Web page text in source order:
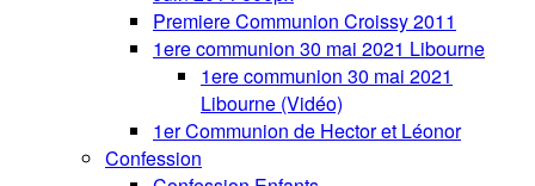
Premiere Communion Croissy 2011
1ere communion 30 mai 2021 Libourne
1ere communion 30 mai 2021
Libourne (Vidéo)
1er Communion de Hector et Léonor
Confession